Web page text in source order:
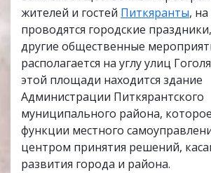
жителей и гостей Питкяранты,
проводятся городские
другие общественные
располагается на углу улиц
этой площади находится здание
Администрации Питкярантского
муниципального района,
функции местного
центром принятия решений,
развития города и района.